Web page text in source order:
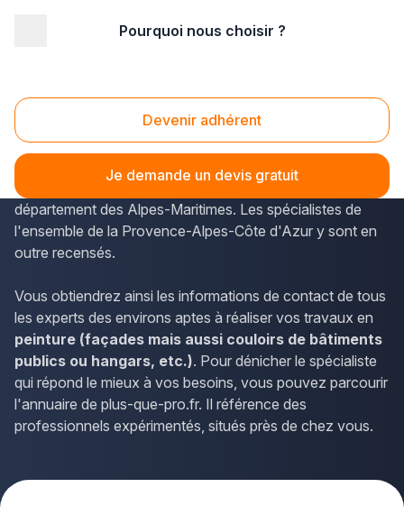
Pourquoi nous choisir ?
Devenir adhérent
Je demande un devis gratuit
Peinture Cannes (06150)
Plus-que-pro.fr permet de connaître les horaires et les
coordonnées des peintres en bâtiment de Cannes, dans le
département des Alpes-Maritimes. Les spécialistes de
l'ensemble de la Provence-Alpes-Côte d'Azur y sont en
outre recensés.
Vous obtiendrez ainsi les informations de contact de tous
les experts des environs aptes à réaliser vos travaux en
peinture (façades mais aussi couloirs de bâtiments
publics ou hangars, etc.). Pour dénicher le spécialiste
qui répond le mieux à vos besoins, vous pouvez parcourir
l'annuaire de plus-que-pro.fr. Il référence des
professionnels expérimentés, situés près de chez vous.